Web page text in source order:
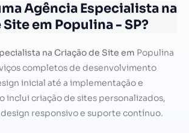
Agência Especialista na
em Populina - SP?
na Criação de Site em Populina
completos de desenvolvimento
inicial até a implementação e
inclui criação de sites personalizados,
design responsivo e suporte contínuo.